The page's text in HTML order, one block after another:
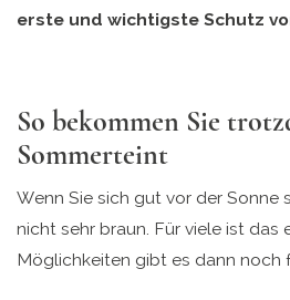
erste und wichtigste Schutz
So bekommen Sie
Sommerteint
Wenn Sie sich gut vor der Sonne
nicht sehr braun. Für viele ist das
Möglichkeiten gibt es dann noch